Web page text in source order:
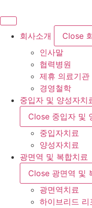
텐
회사소개 Close
인사말
협력병원
제휴 의료기관
경영철학
중입자 및 양성자치
Close 중입자 및
중입자치료
양성자치료
광면역 및 복합치료
Close 광면역 및
광면역치료
하이브리드 리